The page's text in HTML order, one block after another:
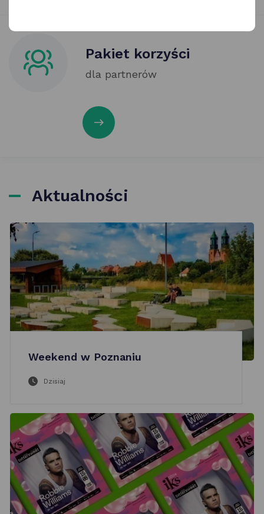
Pakiet korzyści
dla partnerów
Aktualności
Weekend w Poznaniu
Dzisiaj